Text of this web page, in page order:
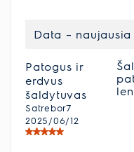
Data –
Patogus ir
erdvus
šaldytuvas
Satrebor7
2025/06/12